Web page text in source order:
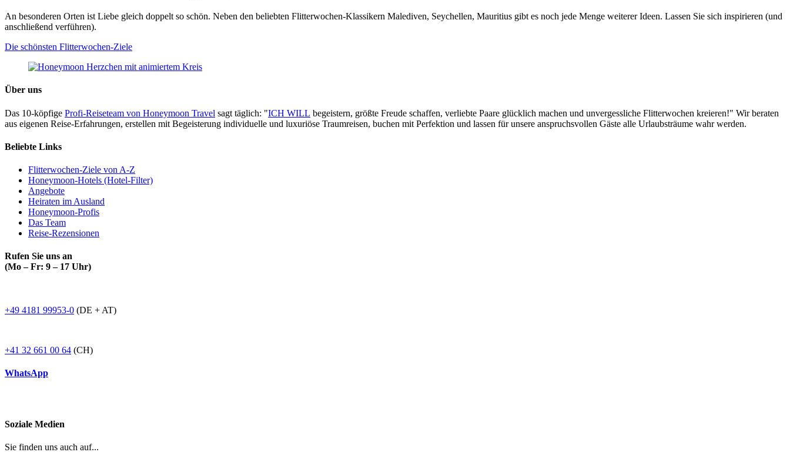
An besonderen Orten ist Liebe gleich doppelt so schön. Neben den beliebten Flitterwochen-Klassikern Malediven, Seychellen, Mauritius gibt es noch jede Menge weiterer Ideen. Lassen Sie sich inspirieren (und
anschließend verführen).
Die schönsten Flitterwochen-Ziele
Über uns
Das 10-köpfige Profi-Reiseteam von Honeymoon Travel sagt täglich: "ICH WILL begeistern, größte Freude schaffen, verliebte Paare glücklich machen und unvergessliche Flitterwochen kreieren!" Wir beraten
aus eigenen Reise-Erfahrungen, erstellen mit Begeisterung individuelle und luxuriöse Traumreisen, buchen mit Perfektion und lassen für unsere anspruchsvollen Gäste alle Urlaubsträume wahr werden.
Beliebte Links
Flitterwochen-Ziele von A-Z
Honeymoon-Hotels (Hotel-Filter)
Angebote
Heiraten im Ausland
Honeymoon-Profis
Das Team
Reise-Rezensionen
Rufen Sie uns an
(Mo – Fr: 9 – 17 Uhr)
+49 4181 99953-0 (DE + AT)
+41 32 661 00 64 (CH)
WhatsApp
Soziale Medien
Sie finden uns auch auf...